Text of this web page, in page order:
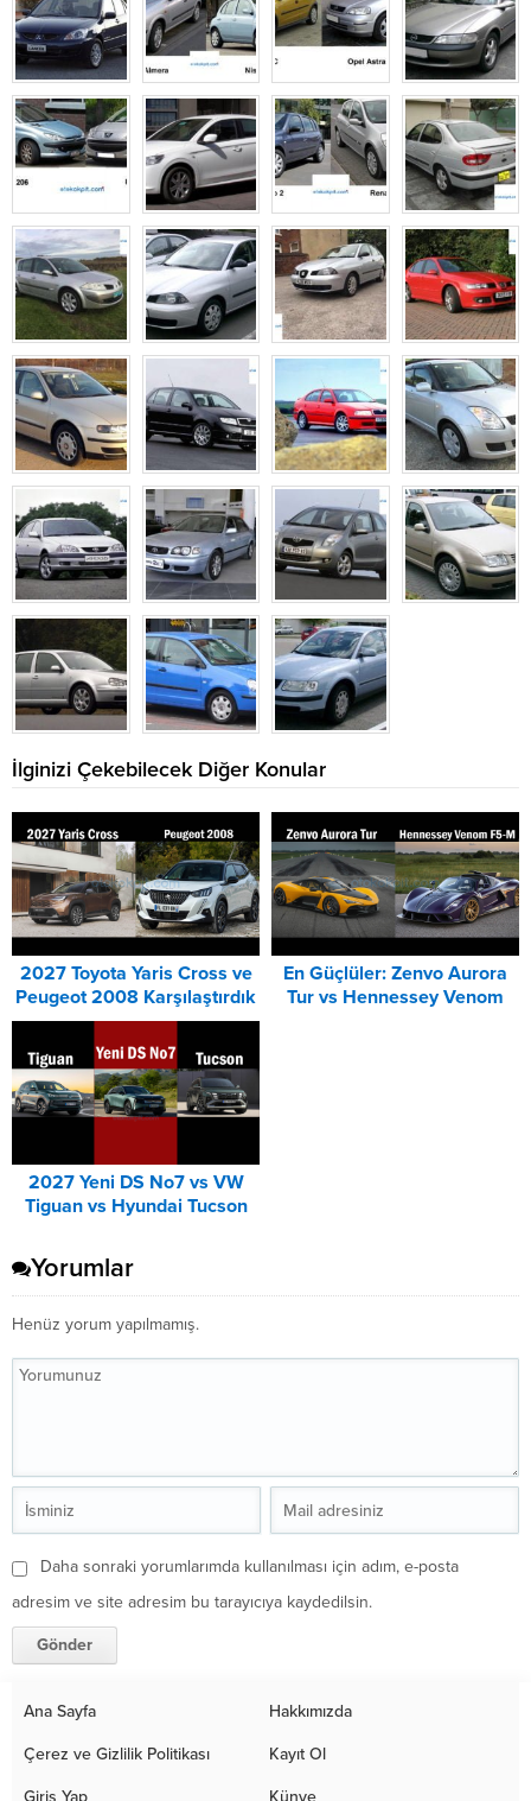
İlginizi Çekebilecek Diğer Konular
2027 Toyota Yaris Cross ve
Peugeot 2008 Karşılaştırdık
En Güçlüler: Zenvo Aurora
Tur vs Hennessey Venom
2027 Yeni DS No7 vs VW
Tiguan vs Hyundai Tucson
Yorumlar
Henüz yorum yapılmamış.
Daha sonraki yorumlarımda kullanılması için adım, e-posta
adresim ve site adresim bu tarayıcıya kaydedilsin.
Ana Sayfa Hakkımızda
Çerez ve Gizlilik Politikası Kayıt Ol